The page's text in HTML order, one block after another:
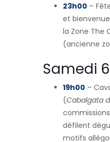
23h00 –
et
la Zone The
(ancienne
Samedi
19h00 –
(Cabalgata
défilent
motifs